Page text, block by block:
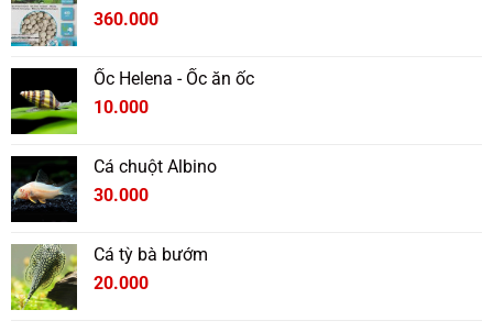
360.000
Ốc Helena - Ốc ăn ốc
10.000
Cá chuột Albino
30.000
Cá tỳ bà bướm
20.000